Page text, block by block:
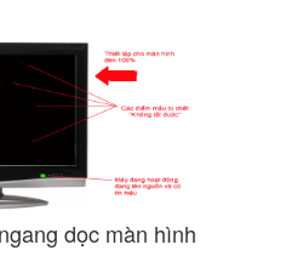
dọc màn hình